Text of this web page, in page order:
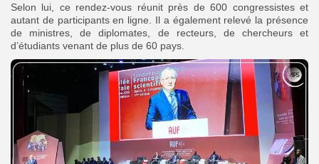
Selon lui, ce rendez-vous réunit près de 600 congressistes et
autant de participants en ligne. Il a également relevé la présence
de ministres, de diplomates, de recteurs, de chercheurs et
d’étudiants venant de plus de 60 pays.